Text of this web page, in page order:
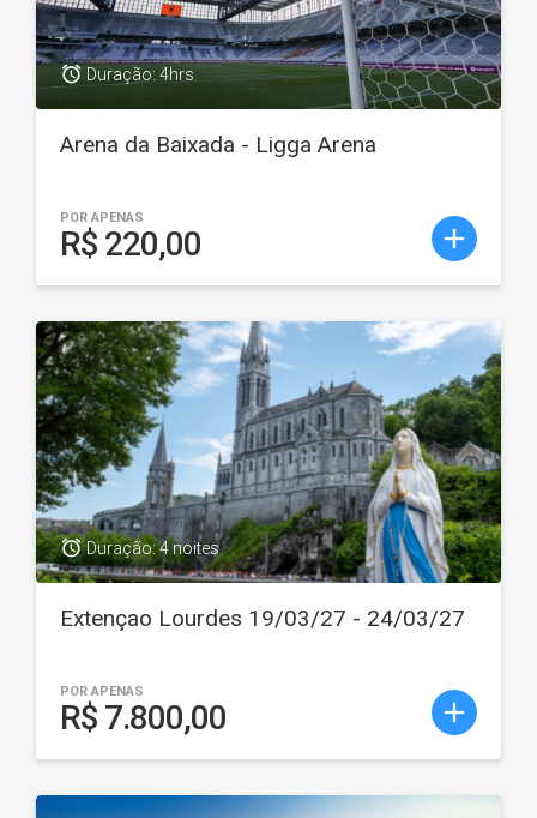
add
access_alarm Duração: 4hrs
Arena da Baixada - Ligga Arena
POR APENAS
R$ 220,00
add
access_alarmDuração: 4 noites
Extençao Lourdes 19/03/27 - 24/03/27
POR APENAS
R$ 7.800,00